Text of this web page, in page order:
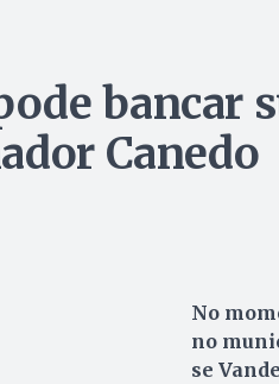
bancar
Canedo
No
no
se